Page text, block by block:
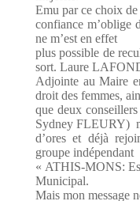
Emu par ce choix
confiance m’oblige
ne m’est en effet
plus possible de
sort. Laure
Adjointe au Maire
droit des femmes,
que deux
Sydney FLEURY)
d’ores et déjà
groupe indépendant
« ATHIS-MONS:
Municipal.
Mais mon message